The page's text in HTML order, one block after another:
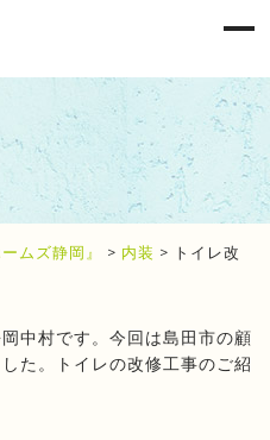
ムズ静岡』 > 内装 > トイレ改
中村です。今回は島田市の顧
た。トイレの改修工事のご紹